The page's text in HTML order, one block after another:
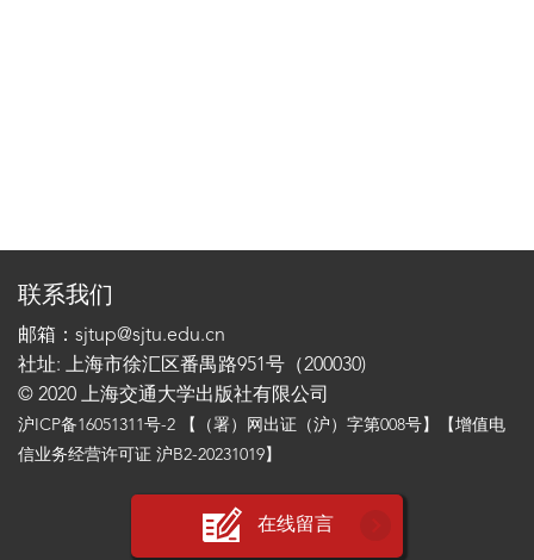
联系我们
邮箱：sjtup@sjtu.edu.cn
社址: 上海市徐汇区番禺路951号（200030)
© 2020 上海交通大学出版社有限公司
沪ICP备16051311号-2 【（署）网出证（沪）字第008号】【增值电
信业务经营许可证 沪B2-20231019】
在线留言